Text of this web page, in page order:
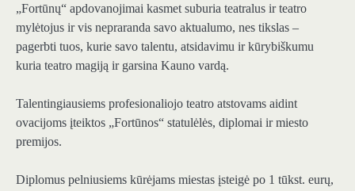
„Fortūnų“ apdovanojimai kasmet suburia teatralus ir teatro
mylėtojus ir vis nepraranda savo aktualumo, nes tikslas –
pagerbti tuos, kurie savo talentu, atsidavimu ir kūrybiškumu
kuria teatro magiją ir garsina Kauno vardą.
Talentingiausiems profesionaliojo teatro atstovams aidint
ovacijoms įteiktos „Fortūnos“ statulėlės, diplomai ir miesto
premijos.
Diplomus pelniusiems kūrėjams miestas įsteigė po 1 tūkst. eurų,